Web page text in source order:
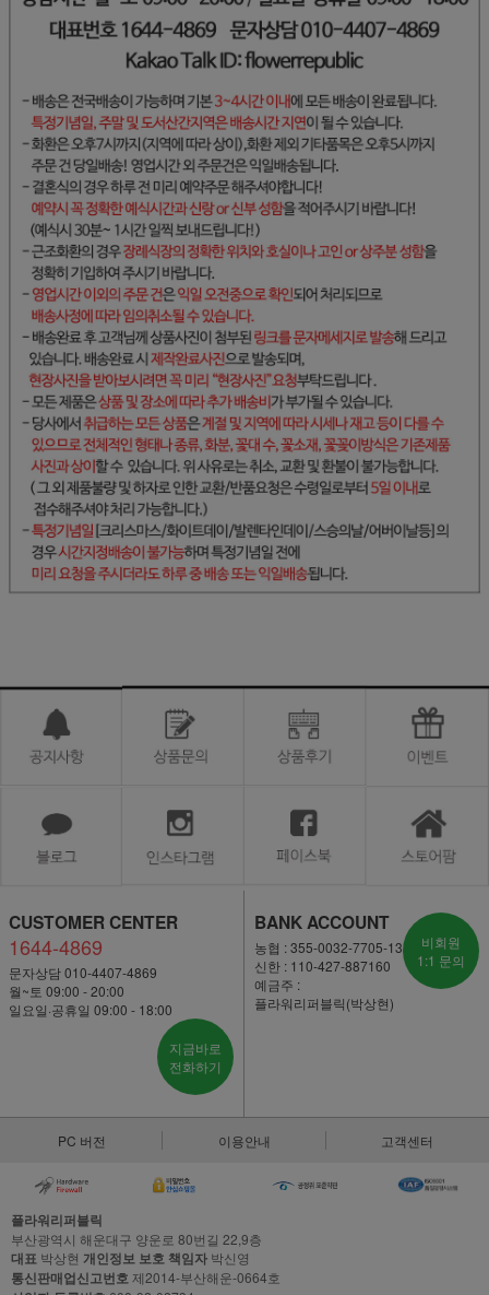
CUSTOMER CENTER
1644-4869
문자상담 010-4407-4869
월~토 09:00 - 20:00
일요일·공휴일 09:00 - 18:00
지금바로
전화하기
BANK ACCOUNT
농협 : 355-0032-7705-13
신한 : 110-427-887160
예금주 :
플라워리퍼블릭(박상현)
비회원
1:1 문의
PC 버전 이용안내 고객센터
플라워리퍼블릭
부산광역시 해운대구 양운로 80번길 22,9층
대표 박상현 개인정보 보호 책임자 박신영
통신판매업신고번호제2014-부산해운-0664호